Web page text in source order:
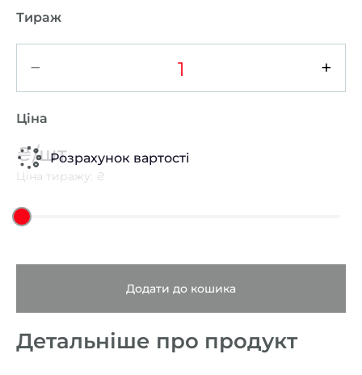
Тираж
− +
Ціна
Розрахунок вартості
₴/шт
Ціна тиражу: ₴
Додати до кошика
Детальніше про продукт